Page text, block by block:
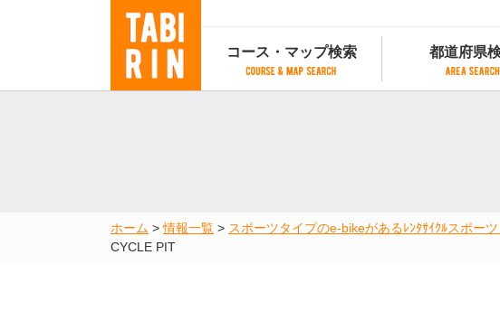
コース・マップ検索
地図から検索
スポットから検索
都道府県
都道府県別サイクリン
都道府県アクセスラン
ホーム >情報一覧 > スポーツタイプのe-bikeがあるﾚﾝﾀｻｲｸﾙスポー
CYCLE PIT